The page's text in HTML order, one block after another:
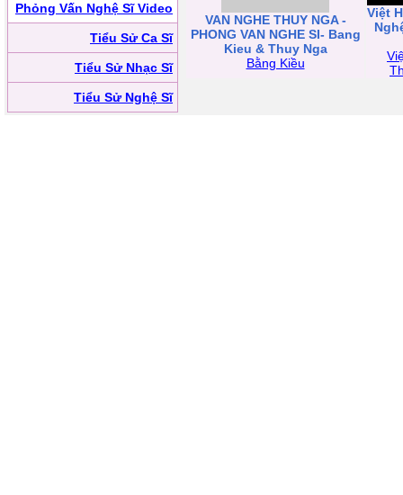
Phỏng Vấn Nghệ Sĩ Video
Tiểu Sử Ca Sĩ
Tiểu Sử Nhạc Sĩ
Tiểu Sử Nghệ Sĩ
VAN NGHE THUY NGA -
PHONG VAN NGHE SI- Bang
Kieu & Thuy Nga
Bằng Kiều
Việt